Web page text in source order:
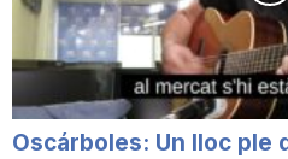
Oscárboles: Un lloc ple